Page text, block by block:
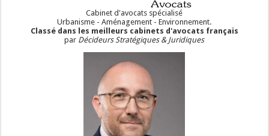
Cabinet d'avocats spécialisé
Urbanisme - Aménagement - Environnement.
Classé dans les meilleurs cabinets d'avocats français
par Décideurs Stratégiques & Juridiques